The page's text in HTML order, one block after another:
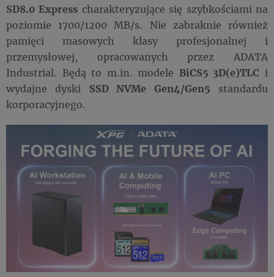
SD8.0 Express charakteryzujące się szybkościami na
poziomie 1700/1200 MB/s. Nie zabraknie również
pamięci masowych klasy profesjonalnej i
przemysłowej, opracowanych przez ADATA
Industrial. Będą to m.in. modele BiCS5 3D(e)TLC i
wydajne dyski SSD NVMe Gen4/Gen5 standardu
korporacyjnego.